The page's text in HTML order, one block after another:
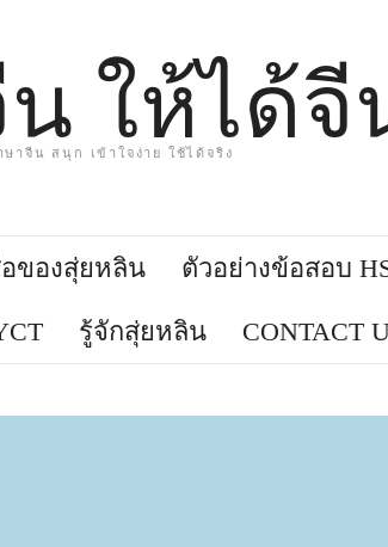
น ให้ได้จี
ษาจีน สนุก เข้าใจง่าย ใช้ได้จริง
ของสุ่ยหลิน ตัวอย่างข้อสอบ
รู้จักสุ่ยหลิน CONTACT